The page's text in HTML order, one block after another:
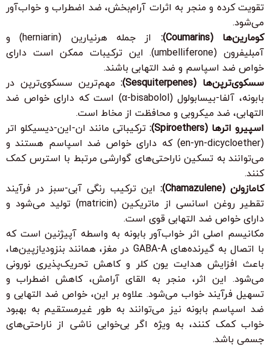
تقویت کرده و منجر به اثرات آرام‌بخش، ضد اضطراب و خواب‌آور
می‌شود.
کومارین‌ها (Coumarins):
از جمله هرنیارین (herniarin) و
آمبلیفرون (umbelliferone). این ترکیبات ممکن است دارای
خواص ضد اسپاسم و ضد التهابی باشند.
سسکوی‌ترپن‌ها (Sesquiterpenes):
مهم‌ترین سسکوی‌ترپن در
بابونه، آلفا-بیسابولول (α-bisabolol) است که دارای خواص ضد
التهابی، ضد میکروبی و محافظت از مخاط است.
اسپیرو اترها (Spiroethers):
ترکیباتی مانند ان-این-دیسیکلو اتر
(en-yn-dicycloether) که دارای خواص ضد اسپاسم هستند و
می‌توانند به تسکین ناراحتی‌های گوارشی مرتبط با استرس کمک
کنند.
کامازولن (Chamazulene):
این ترکیب رنگی آبی-سبز در فرآیند
تقطیر روغن اسانسی از ماتریکین (matricin) تولید می‌شود و
دارای خواص ضد التهابی قوی است.
مکانیسم اصلی اثر خواب‌آور بابونه به واسطه آپیژنین است که
با اتصال به گیرنده‌های GABA-A در مغز، همانند بنزودیازپین‌ها،
باعث افزایش هدایت یون کلر و کاهش تحریک‌پذیری نورونی
می‌شود. این اثر، منجر به القای آرامش، کاهش اضطراب و
تسهیل فرآیند خواب می‌شود. علاوه بر این، خواص ضد التهابی و
ضد اسپاسم بابونه نیز می‌توانند به طور غیرمستقیم به بهبود
خواب کمک کنند، به ویژه اگر بی‌خوابی ناشی از ناراحتی‌های
جسمی باشد.